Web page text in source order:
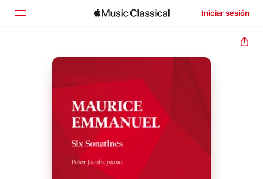
Iniciar sesión
Inicio